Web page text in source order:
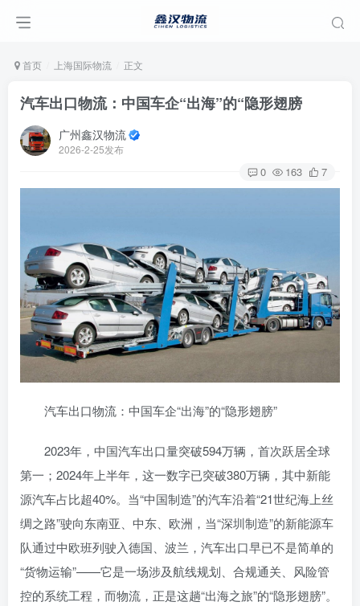
首页 上海国际物流 正文
汽车出口物流：中国车企“出海”的“隐形翅膀
广州鑫汉物流
2026-2-25发布
0 163 7
汽车出口物流：中国车企“出海”的“隐形翅膀”
2023年，中国汽车出口量突破594万辆，首次跃居全球
第一；2024年上半年，这一数字已突破380万辆，其中新能
源汽车占比超40%。当“中国制造”的汽车沿着“21世纪海上丝
绸之路”驶向东南亚、中东、欧洲，当“深圳制造”的新能源车
队通过中欧班列驶入德国、波兰，汽车出口早已不是简单的
“货物运输”——它是一场涉及航线规划、合规通关、风险管
控的系统工程，而物流，正是这趟“出海之旅”的“隐形翅膀”。